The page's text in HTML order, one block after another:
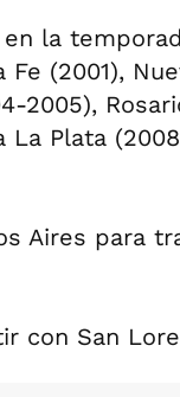
la
(2001),
2005),
La Plata
Aires para
con San